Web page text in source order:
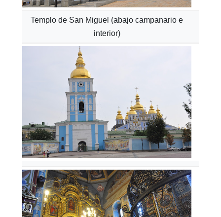
Templo de San Miguel (abajo campanario e
interior)